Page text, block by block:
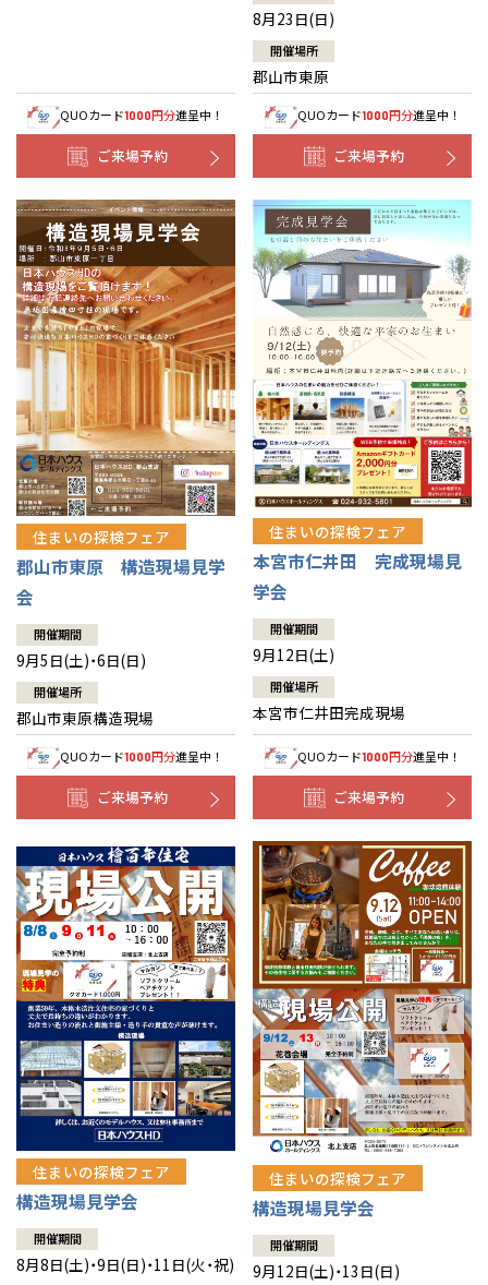
QUOカード1000円分進呈中！
ご来場予約
8月23日(日)
開催場所
郡山市東原
QUOカード1000円分進呈中！
ご来場予約
住まいの探検フェア
郡山市東原 構造現場見学
会
開催期間
9月5日(土)・6日(日)
開催場所
郡山市東原構造現場
QUOカード1000円分進呈中！
ご来場予約
住まいの探検フェア
本宮市仁井田 完成現場見
学会
開催期間
9月12日(土)
開催場所
本宮市仁井田完成現場
QUOカード1000円分進呈中！
ご来場予約
住まいの探検フェア
構造現場見学会
開催期間
8月8日(土)・9日(日)・11日(火・祝)
住まいの探検フェア
構造現場見学会
開催期間
9月12日(土)・13日(日)